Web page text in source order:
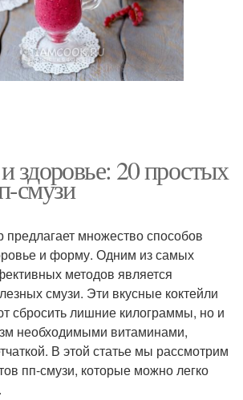
здоровье: 20 простых
смузи
множество способов
и форму. Одним из самых
методов является
смузи. Эти вкусные коктейли
сбросить лишние килограммы, но и
необходимыми витаминами,
В этой статье мы рассмотрим
пп-смузи, которые можно легко